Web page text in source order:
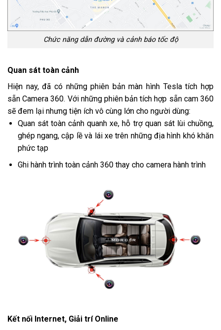
Chức năng dẫn đường và cảnh báo tốc độ
Quan sát toàn cảnh
Hiện nay, đã có những phiên bản màn hình Tesla tích hợp
sẵn Camera 360. Với những phiên bản tích hợp sẵn cam 360
sẽ đem lại nhưng tiện ích vô cùng lớn cho người dùng:
Quan sát toàn cảnh quanh xe, hỗ trợ quan sát lùi chuồng,
ghép ngang, cập lề và lái xe trên những địa hình khó khăn
phức tạp
Ghi hành trình toàn cảnh 360 thay cho camera hành trình
Kết nối Internet, Giải trí Online